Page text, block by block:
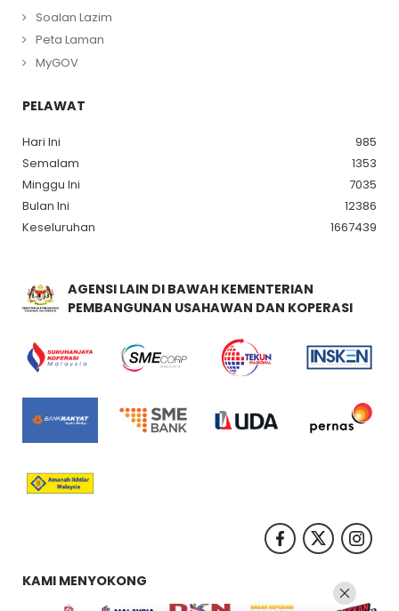
Soalan Lazim
Peta Laman
MyGOV
PELAWAT
Hari Ini
985
Semalam
1353
Minggu Ini
7035
Bulan Ini
12386
Keseluruhan
1667439
AGENSI LAIN DI BAWAH KEMENTERIAN
PEMBANGUNAN USAHAWAN DAN KOPERASI
KAMI MENYOKONG